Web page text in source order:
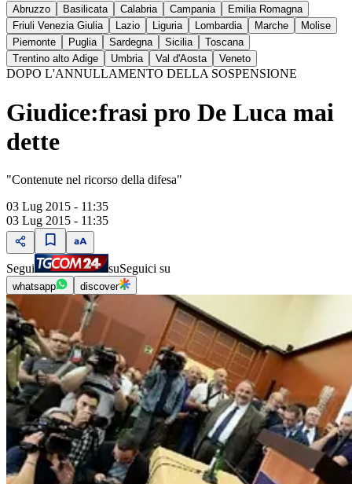
Abruzzo Basilicata Calabria Campania
Emilia Romagna
Friuli Venezia Giulia
Lazio Liguria Lombardia Marche
Molise
Piemonte
Puglia Sardegna Sicilia
Toscana
Trentino alto Adige
Umbria Val d'Aosta Veneto
DOPO L'ANNULLAMENTO DELLA SOSPENSIONE
Giudice:frasi pro De Luca mai
dette
"Contenute nel ricorso della difesa"
03 Lug 2015 - 11:35
03 Lug 2015 - 11:35
Segui suSeguici su
whatsapp discover